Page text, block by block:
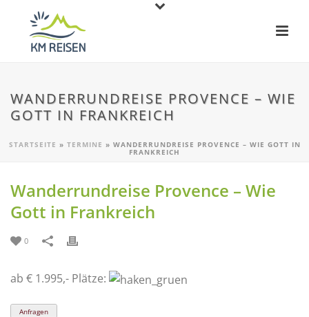
WANDERRUNDREISE PROVENCE – WIE
GOTT IN FRANKREICH
STARTSEITE » TERMINE » WANDERRUNDREISE PROVENCE – WIE GOTT IN
FRANKREICH
Wanderrundreise Provence – Wie
Gott in Frankreich
0
ab € 1.995,- Plätze:
Anfragen